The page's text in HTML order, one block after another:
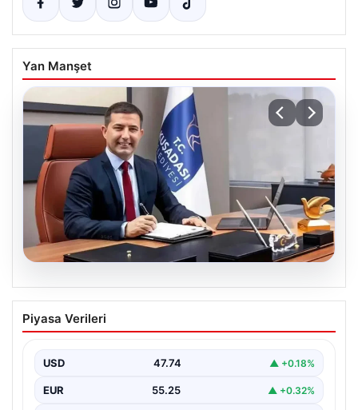
Yan Manşet
07.08.2026
Ömer Günel’in avukatlarından suç
duyurusu: ‘Soruşturmanın gizliliği ihlal
Piyasa Verileri
USD 47.74 ▲ +0.18%
EUR 55.25 ▲ +0.32%